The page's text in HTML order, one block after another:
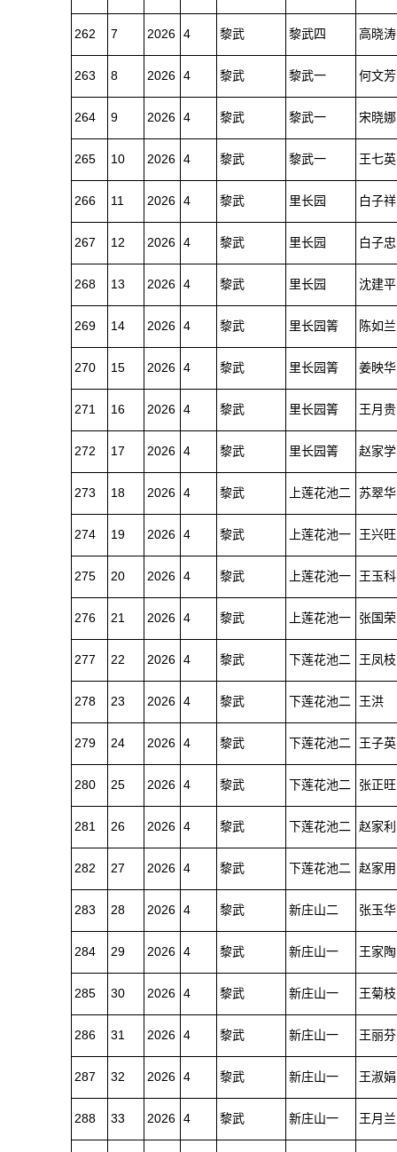
262 7 2026 4 黎武 黎武四 高晓涛
263 8 2026 4 黎武 黎武一 何文芳
264 9 2026 4 黎武 黎武一 宋晓娜
265 10 2026 4 黎武 黎武一 王七英
266 11 2026 4 黎武 里长园 白子祥
267 12 2026 4 黎武 里长园 白子忠
268 13 2026 4 黎武 里长园 沈建平
269 14 2026 4 黎武 里长园箐 陈如兰
270 15 2026 4 黎武 里长园箐 姜映华
271 16 2026 4 黎武 里长园箐 王月贵
272 17 2026 4 黎武 里长园箐 赵家学
273 18 2026 4 黎武 上莲花池二 苏翠华
274 19 2026 4 黎武 上莲花池一 王兴旺
275 20 2026 4 黎武 上莲花池一 王玉科
276 21 2026 4 黎武 上莲花池一 张国荣
277 22 2026 4 黎武 下莲花池二 王凤枝
278 23 2026 4 黎武 下莲花池二 王洪
279 24 2026 4 黎武 下莲花池二 王子英
280 25 2026 4 黎武 下莲花池二 张正旺
281 26 2026 4 黎武 下莲花池二 赵家利
282 27 2026 4 黎武 下莲花池二 赵家用
283 28 2026 4 黎武 新庄山二 张玉华
284 29 2026 4 黎武 新庄山一 王家陶
285 30 2026 4 黎武 新庄山一 王菊枝
286 31 2026 4 黎武 新庄山一 王丽芬
287 32 2026 4 黎武 新庄山一 王淑娟
288 33 2026 4 黎武 新庄山一 王月兰